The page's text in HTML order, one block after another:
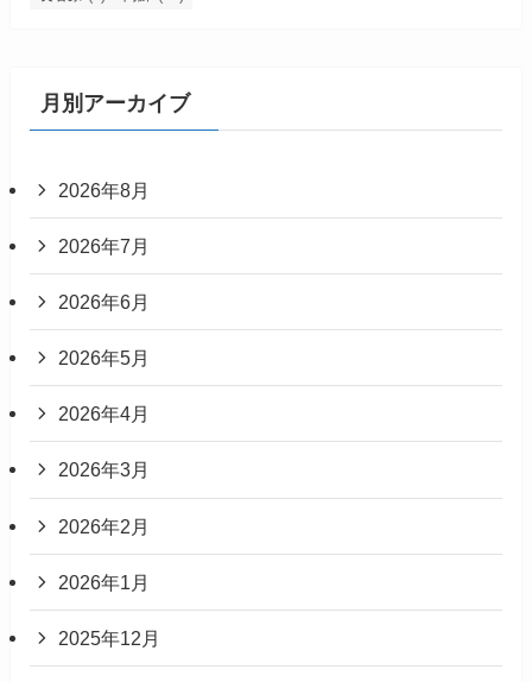
月別アーカイブ
2026年8月
2026年7月
2026年6月
2026年5月
2026年4月
2026年3月
2026年2月
2026年1月
2025年12月